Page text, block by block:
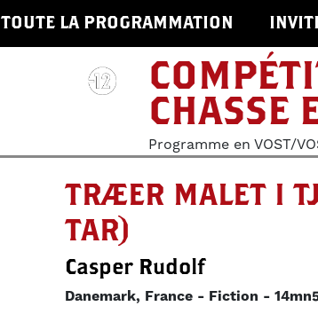
TOUTE LA PROGRAMMATION
CHASSE
Programme en VOST/
TRÆER MALET I
TAR)
Casper Rudolf
Danemark, France Fiction